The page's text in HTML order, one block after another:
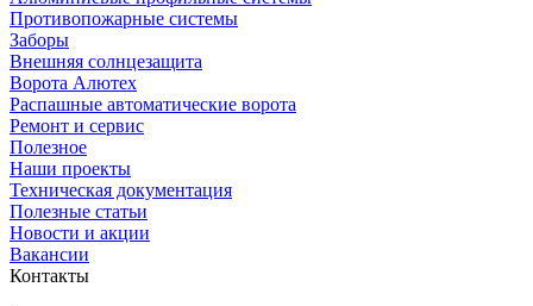
Противопожарные системы
Заборы
Внешняя солнцезащита
Ворота Алютех
Распашные автоматические ворота
Ремонт и сервис
Полезное
Наши проекты
Техническая документация
Полезные статьи
Новости и акции
Вакансии
Контакты